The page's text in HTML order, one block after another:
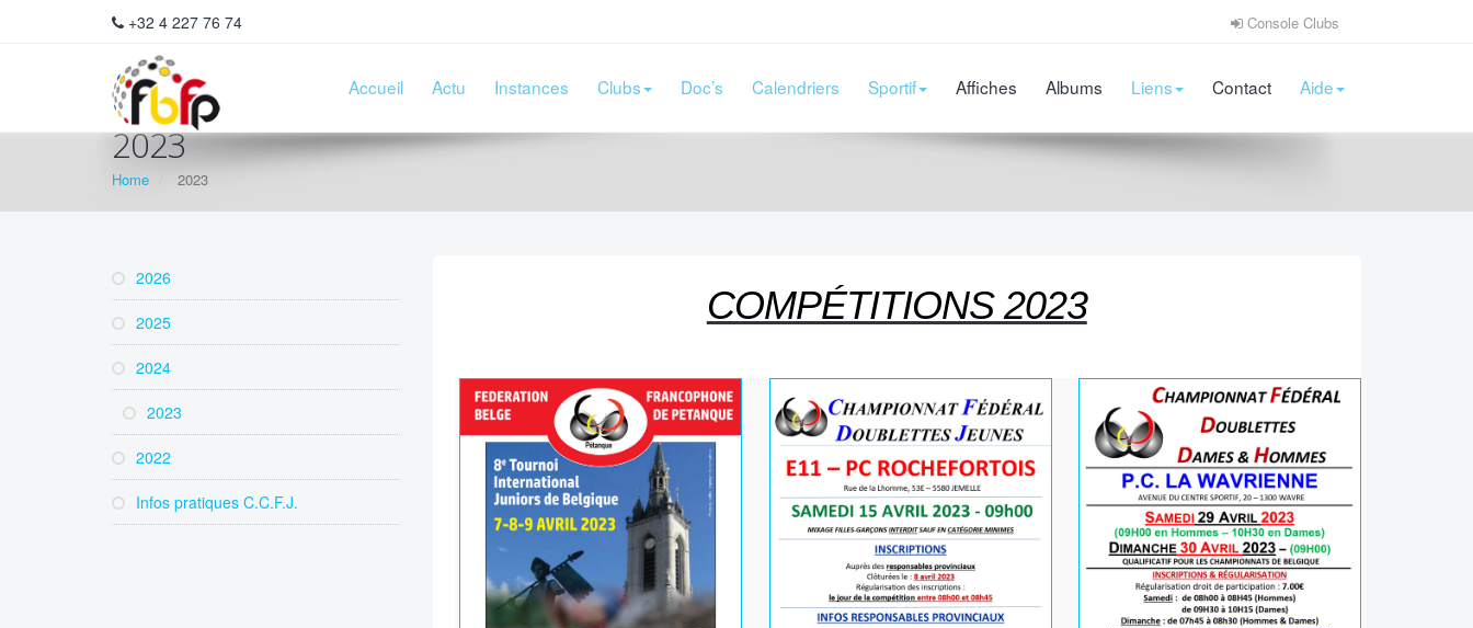
+32 4 227 76 74 Console Clubs
Accueil Actu Instances Clubs Doc’s Calendriers Sportif Affiches Albums Liens Contact Aide
2023
Home 2023
2026
2025
2024
2023
2022
Infos pratiques C.C.F.J.
COMPÉTITIONS 2023